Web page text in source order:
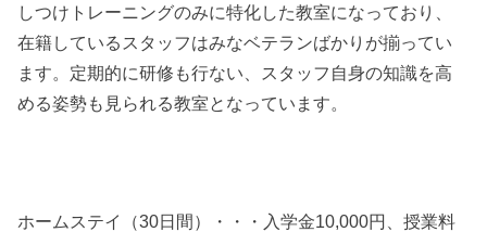
しつけトレーニングのみに特化した教室になっており、
在籍しているスタッフはみなベテランばかりが揃ってい
ます。定期的に研修も行ない、スタッフ自身の知識を高
める姿勢も見られる教室となっています。
ホームステイ（30日間）・・・入学金10,000円、授業料